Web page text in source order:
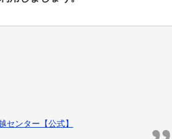
センター【公式】